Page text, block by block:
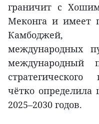
граничит с
Меконга и имеет
Камбоджей,
международных
международный
чётко определила
2025–2030 годов.